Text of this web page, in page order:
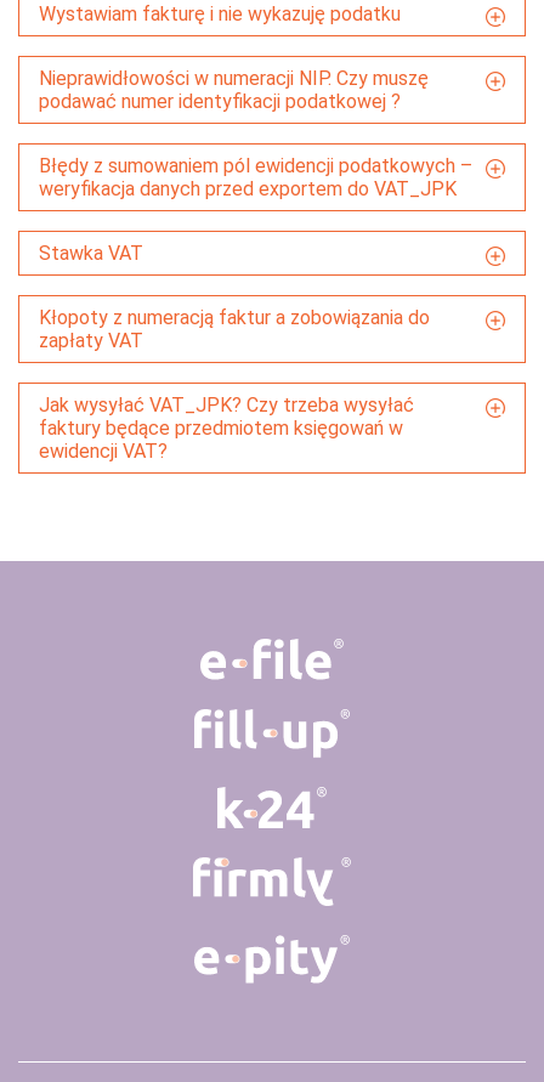
Wystawiam fakturę i nie wykazuję podatku
Nieprawidłowości w numeracji NIP. Czy muszę
podawać numer identyfikacji podatkowej ?
Błędy z sumowaniem pól ewidencji podatkowych –
weryfikacja danych przed exportem do VAT_JPK
Stawka VAT
Kłopoty z numeracją faktur a zobowiązania do
zapłaty VAT
Jak wysyłać VAT_JPK? Czy trzeba wysyłać
faktury będące przedmiotem księgowań w
ewidencji VAT?